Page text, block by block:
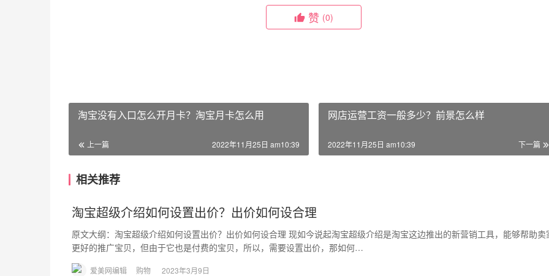
赞 (0)
淘宝没有入口怎么开月卡？淘宝月卡怎么用
上一篇 2022年11月25日 am10:39
网店运营工资一般多少？前景怎么样
下一篇
2022年11月25日 am10:39
相关推荐
淘宝超级介绍如何设置出价？出价如何设合理
原文大纲：淘宝超级介绍如何设置出价？出价如何设合理 现如今说起淘宝超级介绍是淘宝这边推出的新营销工具，能够帮助卖
更好的推广宝贝，但由于它也是付费的宝贝，所以，需要设置出价，那如何…
爱美网编辑 购物 2023年3月9日